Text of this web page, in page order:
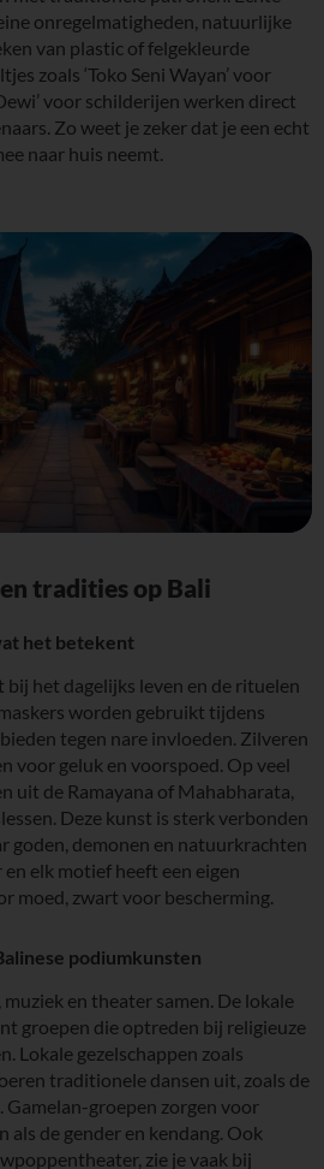
onregelmatigheden, natuurlijke
van plastic of felgekleurde
zoals ‘Toko Seni Wayan’ voor
voor schilderijen werken direct
Zo weet je zeker dat je een echt
naar huis neemt.
tradities op Bali
het betekent
het dagelijks leven en de rituelen
worden gebruikt tijdens
tegen nare invloeden. Zilveren
voor geluk en voorspoed. Op veel
uit de Ramayana of Mahabharata,
Deze kunst is sterk verbonden
goden, demonen en natuurkrachten
elk motief heeft een eigen
moed, zwart voor bescherming.
podiumkunsten
en theater samen. De lokale
groepen die optreden bij religieuze
Lokale gezelschappen zoals
traditionele dansen uit, zoals de
Gamelan-groepen zorgen voor
de gender en kendang. Ook
zie je vaak bij